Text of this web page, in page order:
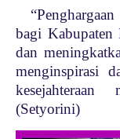
bagi Kabupaten
dan
menginspirasi
kesejahteraan
(Setyorini)